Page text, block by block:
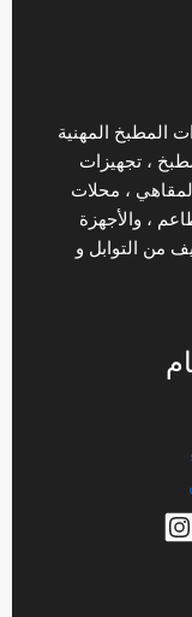
المطبخ المهنية
، تجهيزات
، محلات
، والأجهزة
من التوابل و